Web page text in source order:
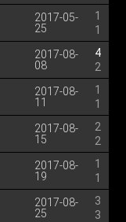
2017-05-
25
1
1
2017-08-
08
4
2
2017-08-
11
1
1
2017-08-
15
2
2
2017-08-
19
1
1
2017-08-
25
3
3